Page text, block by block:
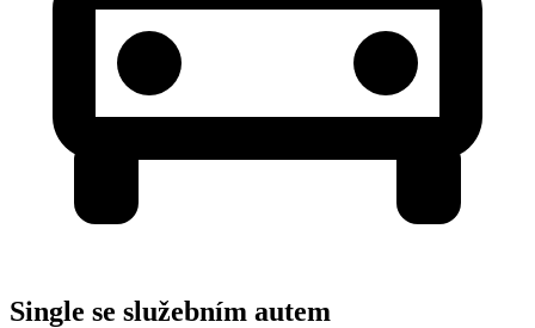
Single se služebním autem